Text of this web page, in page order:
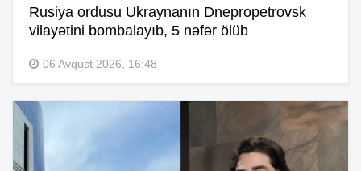
Rusiya ordusu Ukraynanın Dnepropetrovsk
vilayətini bombalayıb, 5 nəfər ölüb
06 Avqust 2026, 16:48